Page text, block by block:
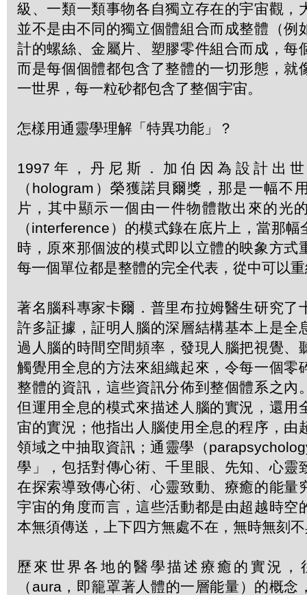
級、一類一類事物各自獨立存在的宇宙觀，
並不是由不同的獨立個體組合而成整體（例
計的螺絲、金屬片、塑膠零件組合而成，每
而是每個個體都包含了整體的一切形態，就
一世界，每一粒砂都包含了整個宇宙。
怎樣用通靈學理解「特異功能」？
1997年，丹尼斯．加伯因為設計出
（hologram）榮獲諾貝爾獎，那是一幅不
片，其中顯示一個由一件物體散出來的光
（interference）的模式錄在底片上，當那
時，原來那個波的模式即以立體的映象方式
每一個單位都是整體的完全代表，從中可以
著名腦科專家卡爾．普里布拉姆醫生研究了
許多証據，証明人腦的深層結構基本上是全
過人腦的時間空間頻率，發現人腦把視覺、
觸覺用全息的方法來組織起來，令每一個零
整體的資訊，這些資訊分佈到整個體系之內
但運用全息的模式來描述人腦的實況，還用
宙的實況；他指出人腦使用全息的程序，由
領域之中抽取資訊；通靈學（
學」，包括對傳心術、千里眼、先知、心靈
在探索導致傳心術、心靈致動、療癒的能量
宇宙的角度而言，這些活動都是由超越時空
本無須傳送，上下四方無處不在，無時無刻
歷來世界各地的醫學描述療癒的實況，
（aura，即籠罩著人體的一層能量）的概念